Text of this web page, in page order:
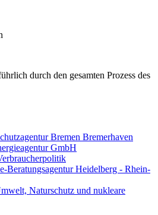
durch den gesamten Prozess des